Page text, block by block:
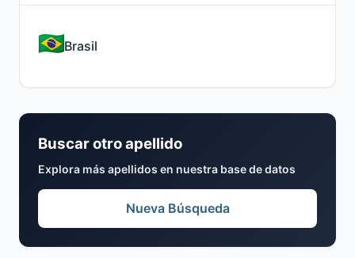
Brasil
Buscar otro apellido
Explora más apellidos en nuestra base de datos
Nueva Búsqueda